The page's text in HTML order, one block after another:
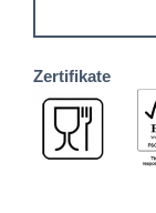
Zertifikate